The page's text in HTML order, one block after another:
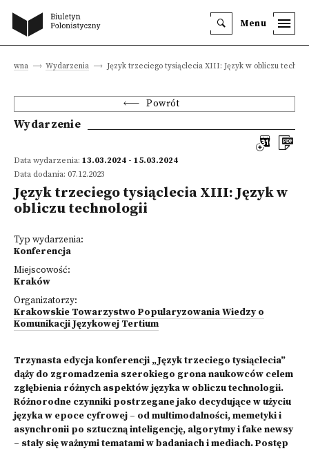
Menu
główna Wydarzenia Język trzeciego tysiąclecia XIII: Język w obliczu
Powrót
Wydarzenie
Data wydarzenia: 13.03.2024 - 15.03.2024
Data dodania: 07.12.2023
Język trzeciego tysiąclecia XIII: Język w
obliczu technologii
Typ wydarzenia:
Konferencja
Miejscowość:
Kraków
Organizatorzy:
Krakowskie Towarzystwo Popularyzowania Wiedzy o
Komunikacji Językowej Tertium
Trzynasta edycja konferencji „Język trzeciego tysiąclecia”
dąży do zgromadzenia szerokiego grona naukowców celem
zgłębienia różnych aspektów języka w obliczu technologii.
Różnorodne czynniki postrzegane jako decydujące w użyciu
języka w epoce cyfrowej – od multimodalności, memetyki i
asynchronii po sztuczną inteligencję, algorytmy i fake newsy
– stały się ważnymi tematami w badaniach i mediach. Postęp